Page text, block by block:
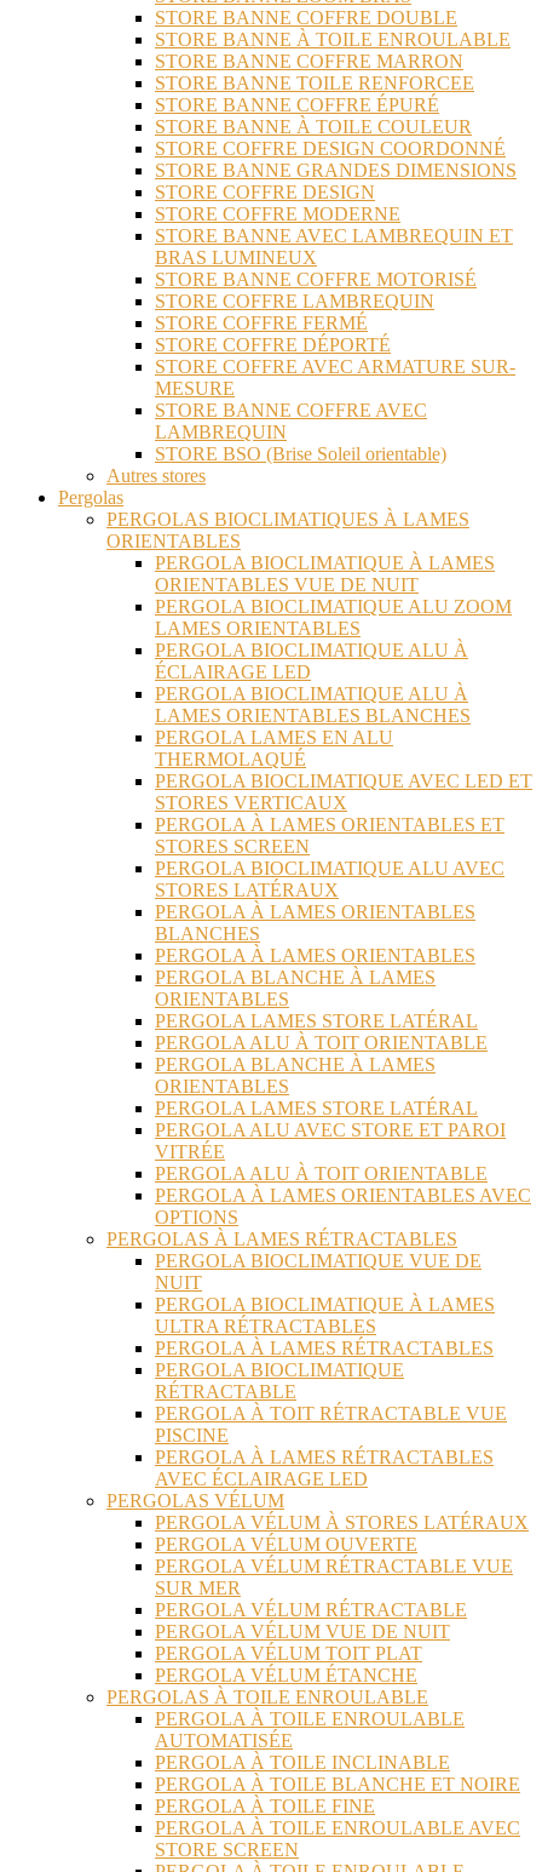
STORE BANNE COFFRE DOUBLE
STORE BANNE À TOILE ENROULABLE
STORE BANNE COFFRE MARRON
STORE BANNE TOILE RENFORCEE
STORE BANNE COFFRE ÉPURÉ
STORE BANNE À TOILE COULEUR
STORE COFFRE DESIGN COORDONNÉ
STORE BANNE GRANDES DIMENSIONS
STORE COFFRE DESIGN
STORE COFFRE MODERNE
STORE BANNE AVEC LAMBREQUIN ET
BRAS LUMINEUX
STORE BANNE COFFRE MOTORISÉ
STORE COFFRE LAMBREQUIN
STORE COFFRE FERMÉ
STORE COFFRE DÉPORTÉ
STORE COFFRE AVEC ARMATURE SUR-
MESURE
STORE BANNE COFFRE AVEC
LAMBREQUIN
STORE BSO (Brise Soleil orientable)
Autres stores
Pergolas
PERGOLAS BIOCLIMATIQUES À LAMES
ORIENTABLES
PERGOLA BIOCLIMATIQUE À LAMES
ORIENTABLES VUE DE NUIT
PERGOLA BIOCLIMATIQUE ALU ZOOM
LAMES ORIENTABLES
PERGOLA BIOCLIMATIQUE ALU À
ÉCLAIRAGE LED
PERGOLA BIOCLIMATIQUE ALU À
LAMES ORIENTABLES BLANCHES
PERGOLA LAMES EN ALU
THERMOLAQUÉ
PERGOLA BIOCLIMATIQUE AVEC LED ET
STORES VERTICAUX
PERGOLA À LAMES ORIENTABLES ET
STORES SCREEN
PERGOLA BIOCLIMATIQUE ALU AVEC
STORES LATÉRAUX
PERGOLA À LAMES ORIENTABLES
BLANCHES
PERGOLA À LAMES ORIENTABLES
PERGOLA BLANCHE À LAMES
ORIENTABLES
PERGOLA LAMES STORE LATÉRAL
PERGOLA ALU À TOIT ORIENTABLE
PERGOLA BLANCHE À LAMES
ORIENTABLES
PERGOLA LAMES STORE LATÉRAL
PERGOLA ALU AVEC STORE ET PAROI
VITRÉE
PERGOLA ALU À TOIT ORIENTABLE
PERGOLA À LAMES ORIENTABLES AVEC
OPTIONS
PERGOLAS À LAMES RÉTRACTABLES
PERGOLA BIOCLIMATIQUE VUE DE
NUIT
PERGOLA BIOCLIMATIQUE À LAMES
ULTRA RÉTRACTABLES
PERGOLA À LAMES RÉTRACTABLES
PERGOLA BIOCLIMATIQUE
RÉTRACTABLE
PERGOLA À TOIT RÉTRACTABLE VUE
PISCINE
PERGOLA À LAMES RÉTRACTABLES
AVEC ÉCLAIRAGE LED
PERGOLAS VÉLUM
PERGOLA VÉLUM À STORES LATÉRAUX
PERGOLA VÉLUM OUVERTE
PERGOLA VÉLUM RÉTRACTABLE VUE
SUR MER
PERGOLA VÉLUM RÉTRACTABLE
PERGOLA VÉLUM VUE DE NUIT
PERGOLA VÉLUM TOIT PLAT
PERGOLA VÉLUM ÉTANCHE
PERGOLAS À TOILE ENROULABLE
PERGOLA À TOILE ENROULABLE
AUTOMATISÉE
PERGOLA À TOILE INCLINABLE
PERGOLA À TOILE BLANCHE ET NOIRE
PERGOLA À TOILE FINE
PERGOLA À TOILE ENROULABLE AVEC
STORE SCREEN